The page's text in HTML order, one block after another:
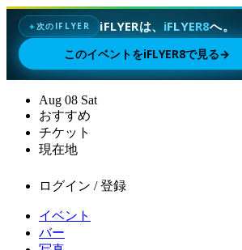
✦次のIFLYER iFLYERは、 iFLYER8へ。
このイベントをiFLYER8で見る→
Aug 08 Sat
おすすめ
チケット
現在地
ログイン / 登録
イベント
バー